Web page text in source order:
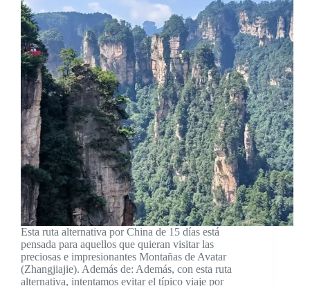
Esta ruta alternativa por China de 15 días está
pensada para aquellos que quieran visitar las
preciosas e impresionantes Montañas de Avatar
(Zhangjiajie). Además de: Además, con esta ruta
alternativa, intentamos evitar el típico viaje por